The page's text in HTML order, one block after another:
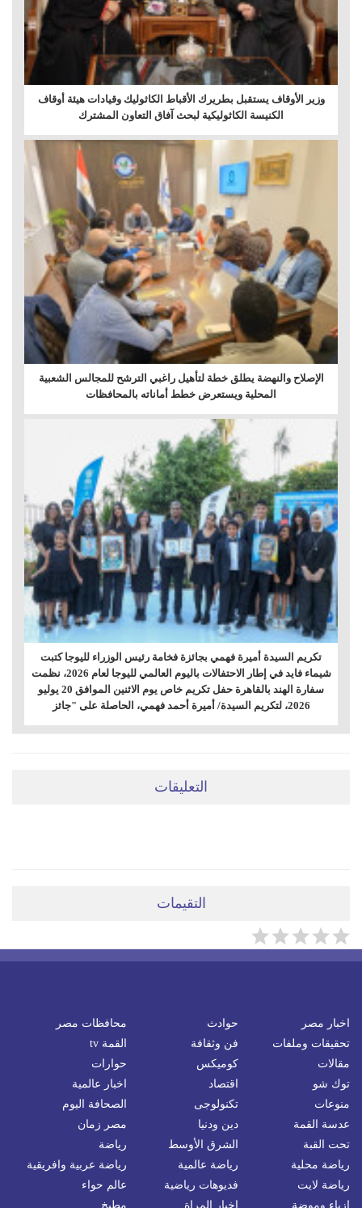
وزير الأوقاف يستقبل بطريرك الأقباط الكاثوليك وقيادات هيئة أوقاف
الكنيسة الكاثوليكية لبحث آفاق التعاون المشترك
الإصلاح والنهضة يطلق خطة لتأهيل راغبي الترشح للمجالس الشعبية
المحلية ويستعرض خطط أماناته بالمحافظات
تكريم السيدة أميرة فهمي بجائزة فخامة رئيس الوزراء لليوجا كتبت
شيماء فايد في إطار الاحتفالات باليوم العالمي لليوجا لعام 2026، نظمت
سفارة الهند بالقاهرة حفل تكريم خاص يوم الاثنين الموافق 20 يوليو
2026، لتكريم السيدة/ أميرة أحمد فهمي، الحاصلة على "جائز
التعليقات
التقيمات
اخبار مصر حوادث
محافظات مصر
تحقيقات وملفات
فن وثقافة
القمة tv
مقالات
كوميكس
حوارات
توك شو
اقتصاد
اخبار عالمية
منوعات
تكنولوجى
الصحافة اليوم
عدسة القمة
دين ودنيا
مصر زمان
تحت القبة
الشرق الأوسط
رياضة
رياضة محلية
رياضة عالمية
رياضة عربية وافريقية
رياضة لايت
فديوهات رياضية
عالم حواء
ازياء وموضة
اخبار المراة مطبخ